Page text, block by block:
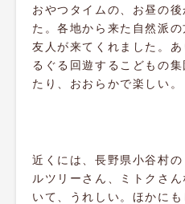
おやつタイムの、お昼の
た。各地から来た自然派
友人が来てくれました。
るぐる回遊するこどもの
たり、おおらかで楽しい。
近くには、長野県小谷村
ルツリーさん、ミトクさ
いて、うれしい。ほかに